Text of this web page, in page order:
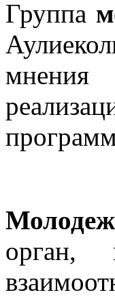
Группа
мнения
орган,